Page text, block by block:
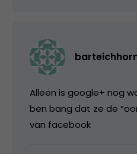
Alleen is google+ nog
ben bang dat ze de
van facebook